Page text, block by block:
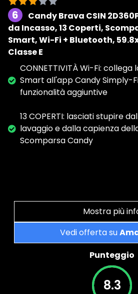
6
Candy Brava CSIN
da Incasso, 13 Coperti,
Smart, Wi-Fi + Bluetooth,
Classe E
CONNETTIVITÀ Wi-Fi:
Smart all'app Candy Simply-
funzionalità aggiuntive
13 COPERTI: lasciati stupire
lavaggio e dalla capienza
Scomparsa Candy
Mostra più
Vedi offerta su
Punteggio
8.3